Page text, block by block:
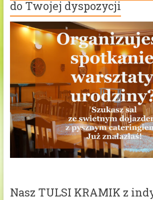
do Twojej dyspozycji
Nasz TULSI KRAMIK z